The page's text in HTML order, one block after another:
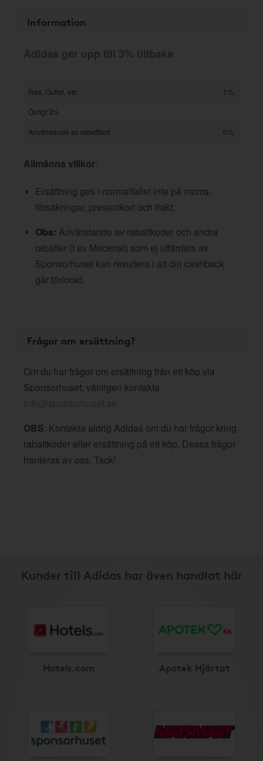
Information
Adidas ger upp till 3% tillbaka
Rea, Outlet, etc
1%
Övrigt 3%
Användande av rabattkod
0%
Allmänna villkor:
Ersättning ges i normalfallet inte på moms,
försäkringar, presentkort och frakt.
Obs: Användande av rabattkoder och andra
rabatter (t ex Mecenat) som ej utfärdats av
Sponsorhuset kan resultera i att din cashback
går förlorad.
Frågor om ersättning?
Om du har frågor om ersättning från ett köp via
Sponsorhuset, vänligen kontakta
info@sponsorhuset.se
OBS: Kontakta aldrig Adidas om du har frågor kring
rabattkoder eller ersättning på ett köp. Dessa frågor
hanteras av oss. Tack!
Kunder till Adidas har även handlat här
Hotels.com Apotek Hjärtat